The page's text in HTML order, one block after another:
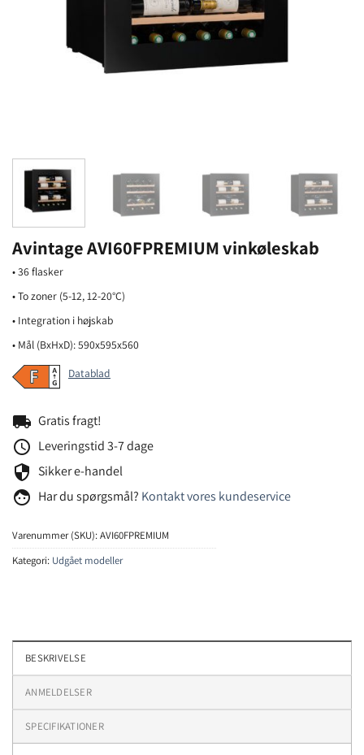
Avintage AVI60FPREMIUM vinkøleskab
• 36 flasker
• To zoner (5-12, 12-20°C)
• Integration i højskab
• Mål (BxHxD): 590x595x560
Datablad
local_shipping Gratis fragt!
schedule Leveringstid 3-7 dage
security Sikker e-handel
face Har du spørgsmål? Kontakt vores kundeservice
Varenummer (SKU):AVI60FPREMIUM
Kategori: Udgået modeller
BESKRIVELSE
ANMELDELSER
SPECIFIKATIONER